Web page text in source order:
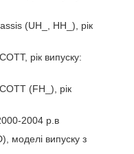
(UH_, HH_), рік
рік випуску:
(FH_), рік
2004 р.в
моделі випуску з